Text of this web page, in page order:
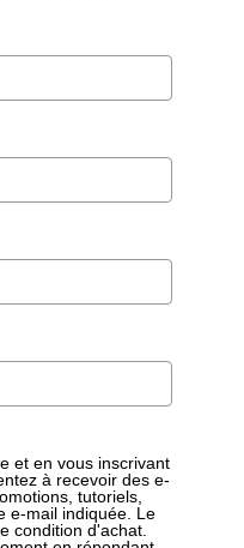
?
vous créez
avec toutes les
et téléphone
et en vous inscrivant
à recevoir des e-
tutoriels,
e-mail indiquée. Le
condition d'achat.